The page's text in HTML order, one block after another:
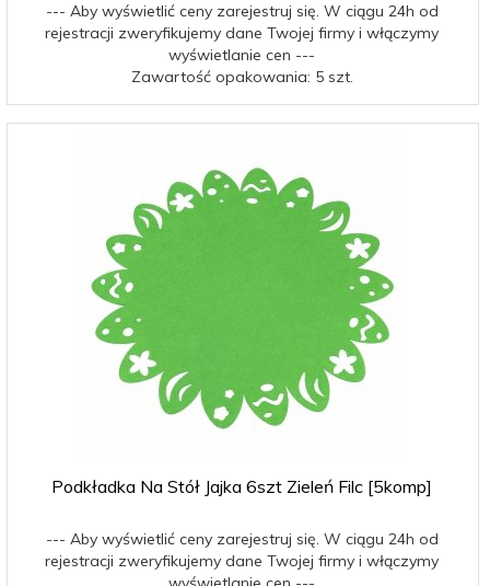
--- Aby wyświetlić ceny zarejestruj się. W ciągu 24h od
rejestracji zweryfikujemy dane Twojej firmy i włączymy
wyświetlanie cen ---
Zawartość opakowania: 5 szt.
Podkładka Na Stół Jajka 6szt Zieleń Filc [5komp]
--- Aby wyświetlić ceny zarejestruj się. W ciągu 24h od
rejestracji zweryfikujemy dane Twojej firmy i włączymy